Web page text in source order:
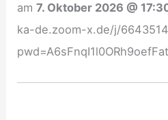
am7. Oktober 2026 @
ka-de.zoom-x.de/j/
s